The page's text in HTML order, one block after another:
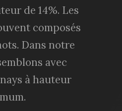
de 14%. Les
composés
Dans notre
avec
à hauteur